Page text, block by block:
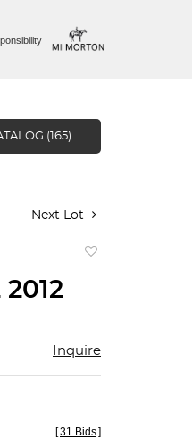
(165)
Next Lot
Inquire
[31 Bids]